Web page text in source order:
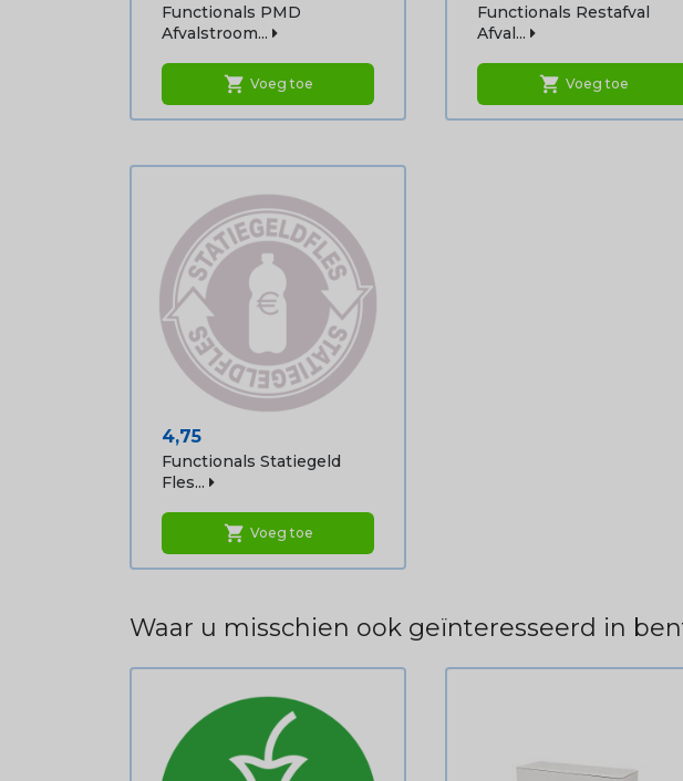
Functionals PMD
Afvalstroom...
shopping_cart Voeg toe
Functionals Restafval
Afval...
shopping_cart Voeg toe
Prijs
4,75
Functionals Statiegeld
Fles...
shopping_cart Voeg toe
Waar u misschien ook geïnteresseerd in